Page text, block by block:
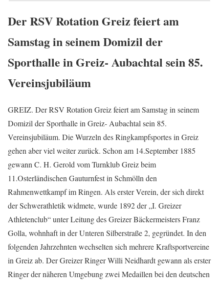
Der RSV Rotation Greiz feiert am
Samstag in seinem Domizil der
Sporthalle in Greiz- Aubachtal sein 85.
Vereinsjubiläum
GREIZ. Der RSV Rotation Greiz feiert am Samstag in seinem
Domizil der Sporthalle in Greiz- Aubachtal sein 85.
Vereinsjubiläum. Die Wurzeln des Ringkampfsportes in Greiz
gehen aber viel weiter zurück. Schon am 14.September 1885
gewann C. H. Gerold vom Turnklub Greiz beim
11.Osterländischen Gauturnfest in Schmölln den
Rahmenwettkampf im Ringen. Als erster Verein, der sich direkt
der Schwerathletik widmete, wurde 1892 der „I. Greizer
Athletenclub“ unter Leitung des Greizer Bäckermeisters Franz
Golla, wohnhaft in der Unteren Silberstraße 2, gegründet. In den
folgenden Jahrzehnten wechselten sich mehrere Kraftsportvereine
in Greiz ab. Der Greizer Ringer Willi Neidhardt gewann als erster
Ringer der näheren Umgebung zwei Medaillen bei den deutschen